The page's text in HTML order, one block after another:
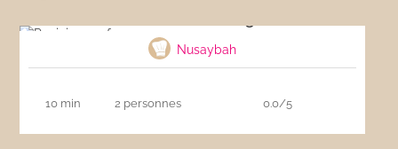
Nusaybah
10 min 2 personnes 0.0/5